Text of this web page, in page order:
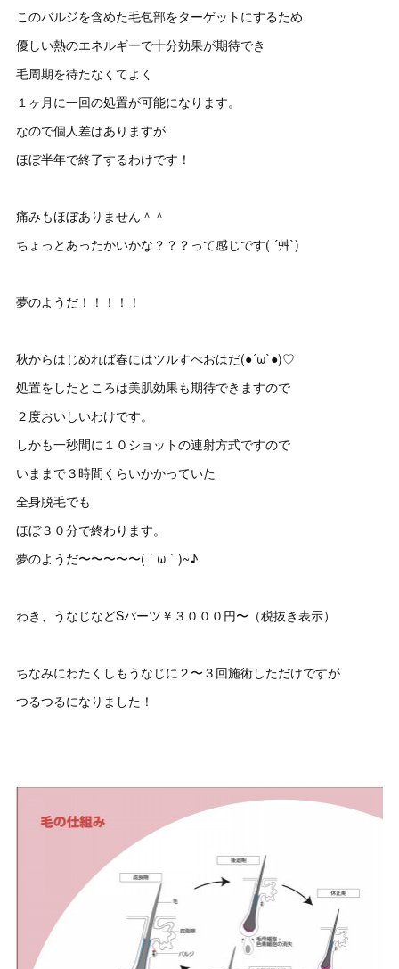
このバルジを含めた毛包部をターゲットにするため
優しい熱のエネルギーで十分効果が期待でき
毛周期を待たなくてよく
１ヶ月に一回の処置が可能になります。
なので個人差はありますが
ほぼ半年で終了するわけです！
痛みもほぼありません＾＾
ちょっとあったかいかな？？？って感じです( ´艸`)
夢のようだ！！！！！
秋からはじめれば春にはツルすべおはだ(●´ω`●)♡
処置をしたところは美肌効果も期待できますので
２度おいしいわけです。
しかも一秒間に１０ショットの連射方式ですので
いままで３時間くらいかかっていた
全身脱毛でも
ほぼ３０分で終わります。
夢のようだ〜〜〜〜〜( ´ ω ` )~♪
わき、うなじなどSパーツ￥３０００円〜（税抜き表示）
ちなみにわたくしもうなじに２〜３回施術しただけですが
つるつるになりました！